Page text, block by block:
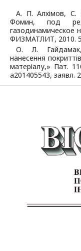
А. П. Алхімов,
Фомин, под
газодинамическое
ФИЗМАТЛИТ, 2010.
О. Л. Гайдамак,
нанесення
матеріалу,» Пат.
а201405543, заявл.